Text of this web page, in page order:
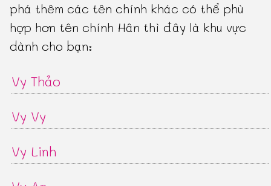
phá thêm các tên chính khác có thể phù
hợp hơn tên chính Hân thì đây là khu vực
dành cho bạn:
Vy Thảo
Vy Vy
Vy Linh